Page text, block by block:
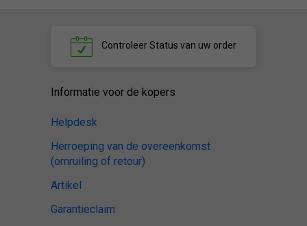
ControleerStatus van uw order
Informatie voor de kopers
Helpdesk
Herroeping van de overeenkomst
(omruiling of retour)
Artikel
Garantieclaim